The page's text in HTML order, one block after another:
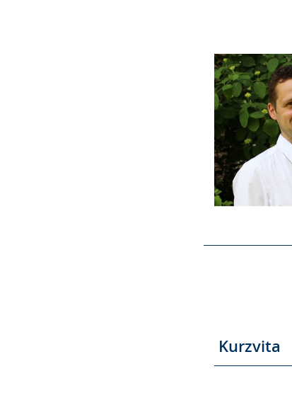
Kurzvita